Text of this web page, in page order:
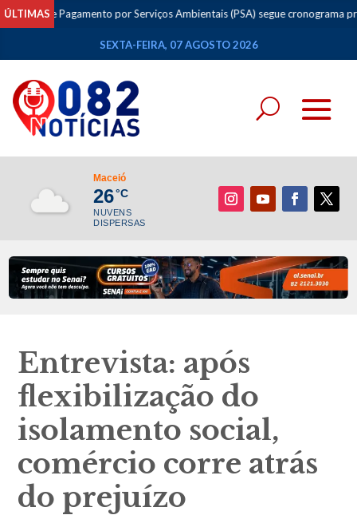
ÚLTIMAS
Pagamento por Serviços Ambientais (PSA) segue cronograma previsto
SEXTA-FEIRA, 07 AGOSTO 2026
Maceió
26°C
NUVENS
DISPERSAS
Entrevista: após
flexibilização do
isolamento social,
comércio corre atrás
do prejuízo